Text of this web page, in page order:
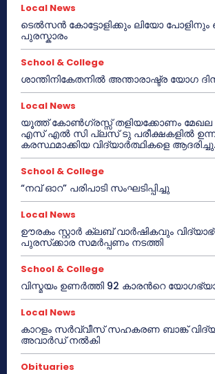
Local News
ടെൽസൻ കോട്ടോളിക്കും ലിയോ
പുരസ്കാരം
School & College
ശാന്തിനികേതനിൽ അന്താരാഷ്ട്ര യോഗ
Local News
യൂത്ത് കോൺഗ്രസ്സ് തളിയക്കോണം മേഖല
എസ് എൽ സി പ്ലസ് ടു പരീക്ഷകളിൽ
കരസ്ഥമാക്കിയ വിദ്യാർത്ഥികളെ ആദരിച്ചു.
School & College
“നവ് ഓറ” പരിപാടി സംഘടിപ്പിച്ചു
Local News
ഊരകം സ്റ്റാർ ക്ലബ് വാർഷികവും
പുരസ്‌ക്കാര സമർപ്പണം നടത്തി
School & College
വിസ്മയം ഉണർത്തി 92 കാരൻറെ
Local News
കാറളം സർവ്വീസ് സഹകരണ ബാങ്ക്
അവാർഡ് നൽകി
Obituaries